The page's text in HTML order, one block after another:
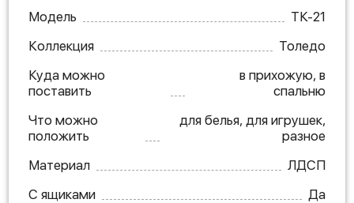
Модель
ТК-21
Коллекция
Толедо
Куда можно
поставить
в прихожую, в
спальню
Что можно
положить
для белья, для игрушек,
разное
Материал
ЛДСП
С ящиками
Да